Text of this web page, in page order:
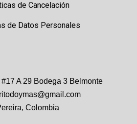
de Cancelación
de Datos Personales
A 29 Bodega 3 Belmonte
Colombia